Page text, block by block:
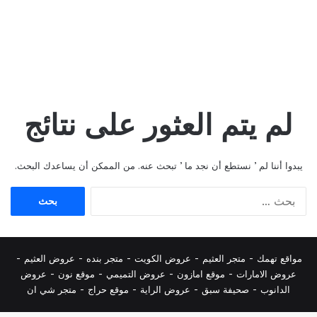
لم يتم العثور على نتائج
يبدوا أننا لم ’ نستطع أن نجد ما ’ تبحث عنه. من الممكن أن يساعدك البحث.
مواقع تهمك - متجر العثيم - عروض الكويت - متجر بنده - عروض العثيم -
عروض الامارات - موقع امازون - عروض التميمي - موقع نون - عروض
الدانوب - صحيفة سبق - عروض الراية - موقع حراج - متجر شي ان